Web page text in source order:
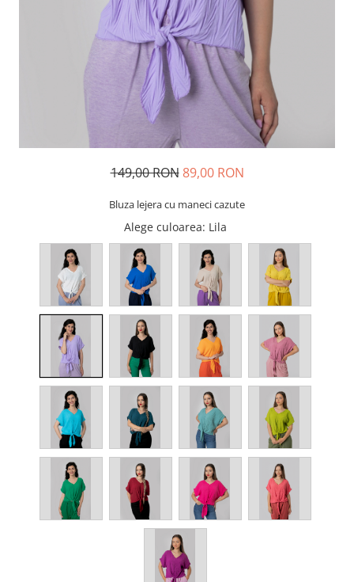
149,00 RON 89,00 RON
Bluza lejera cu maneci cazute
Alege culoarea: Lila